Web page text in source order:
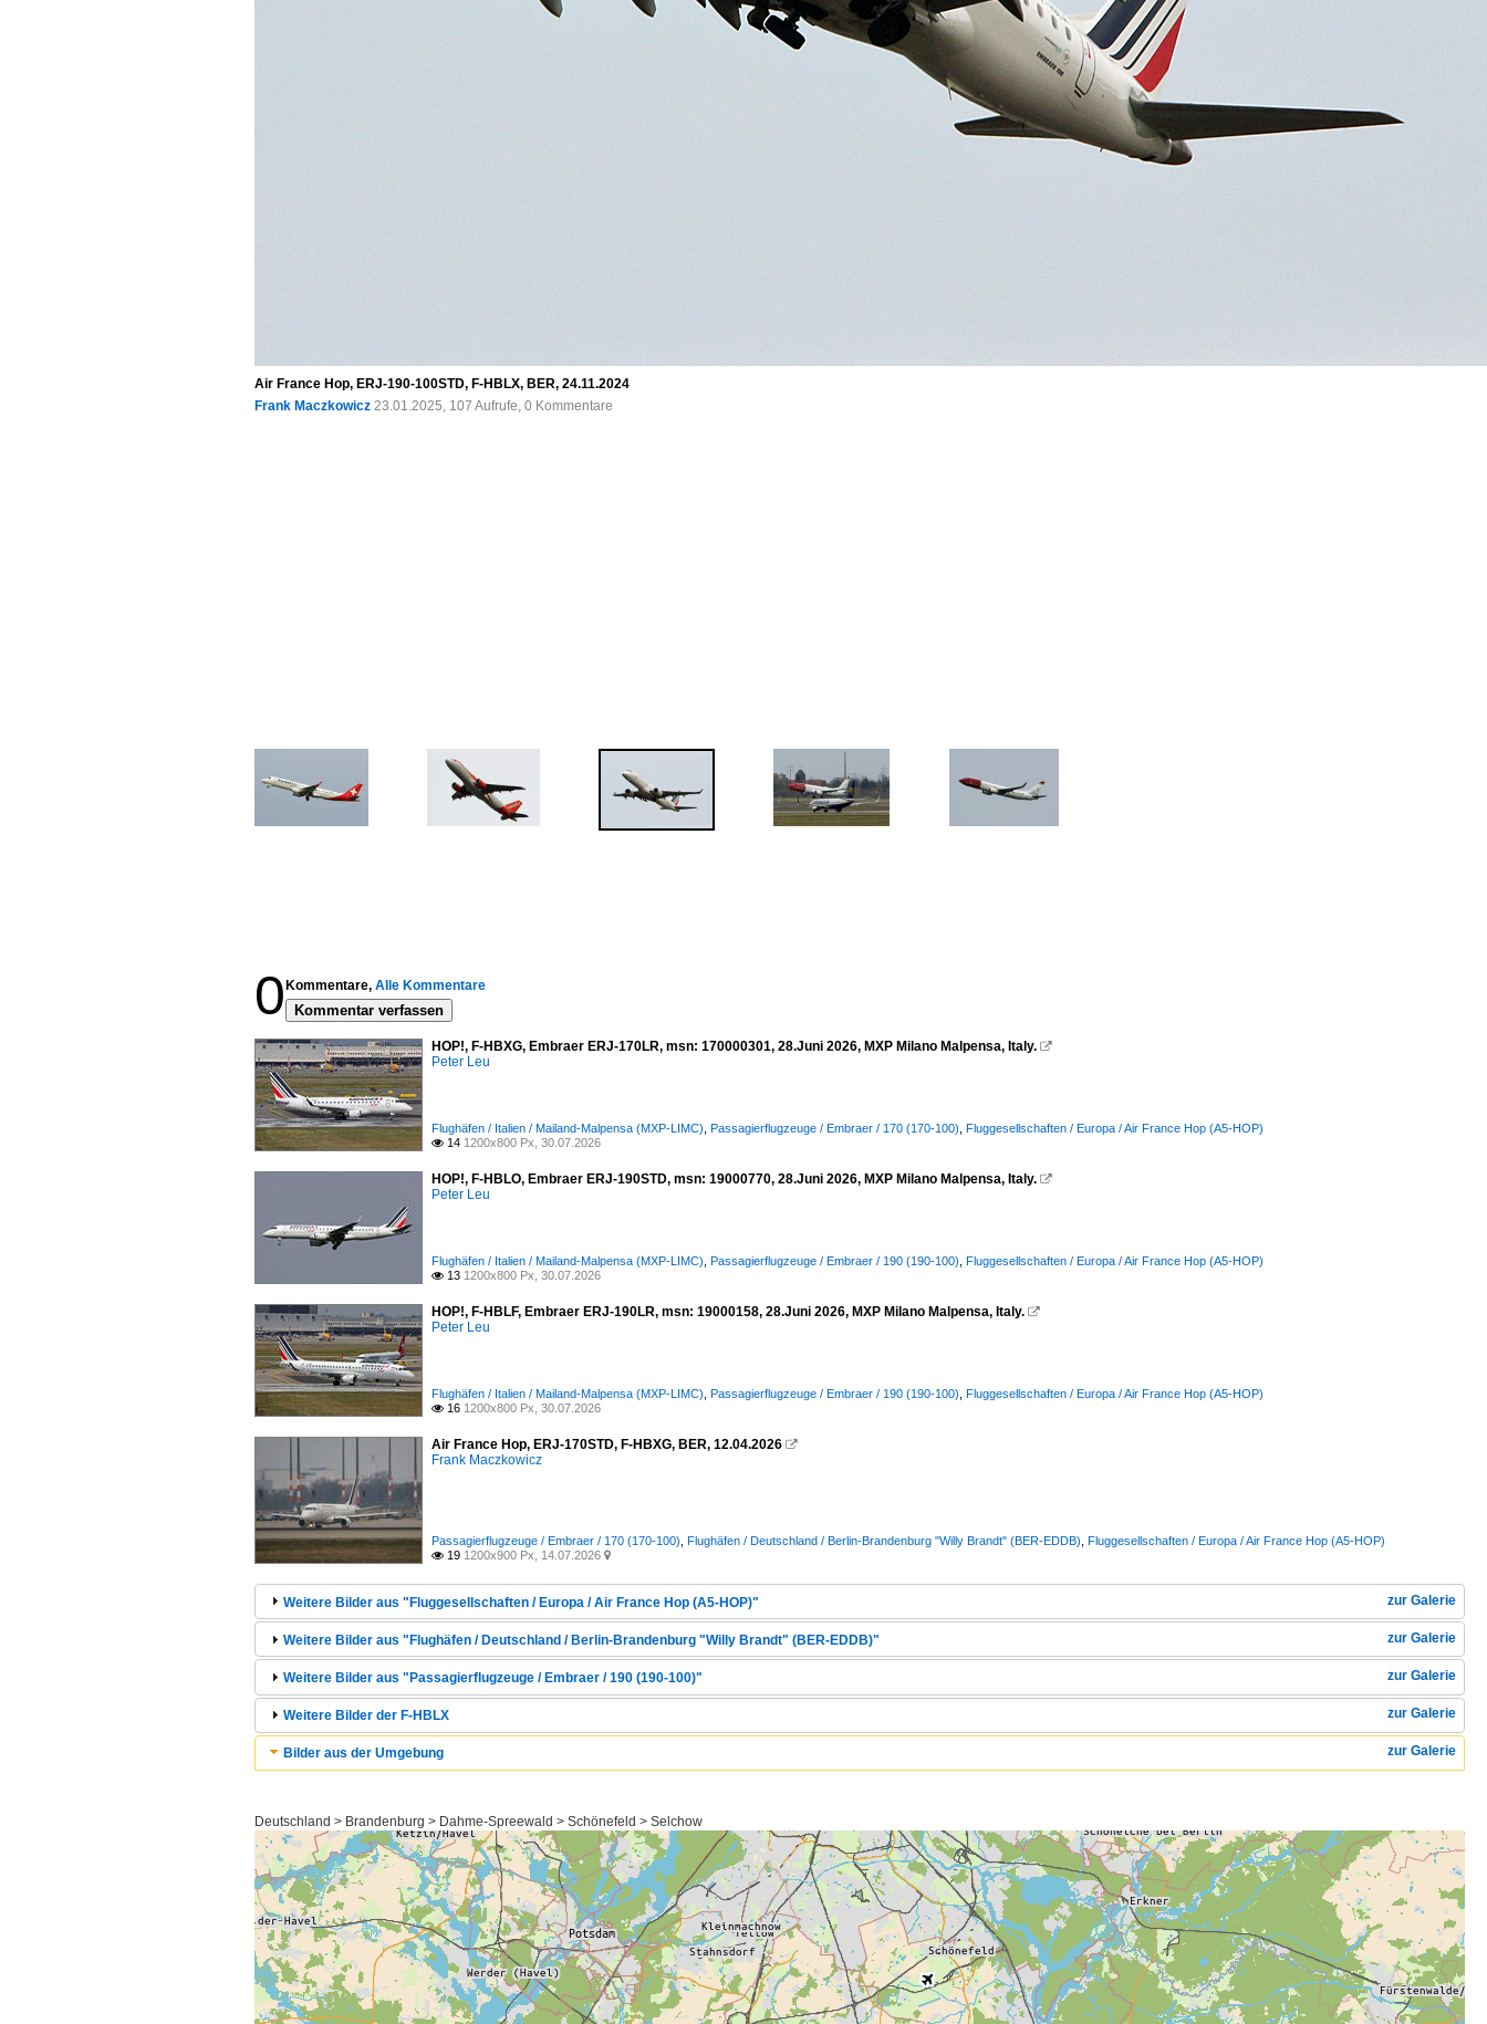
Air France Hop, ERJ-190-100STD, F-HBLX, BER, 24.11.2024
Frank Maczkowicz 23.01.2025, 107 Aufrufe, 0 Kommentare
0 Kommentare, Alle Kommentare
Kommentar verfassen
HOP!, F-HBXG, Embraer ERJ-170LR, msn: 170000301, 28.Juni 2026, MXP Milano Malpensa, Italy. 
Peter Leu
Flughäfen / Italien / Mailand-Malpensa (MXP-LIMC) Passagierflugzeuge / Embraer / 170 (170-100) Fluggesellschaften / Europa / Air France Hop (A5-HOP)
 14 1200x800 Px, 30.07.2026
HOP!, F-HBLO, Embraer ERJ-190STD, msn: 19000770, 28.Juni 2026, MXP Milano Malpensa, Italy. 
Peter Leu
Flughäfen / Italien / Mailand-Malpensa (MXP-LIMC) Passagierflugzeuge / Embraer / 190 (190-100) Fluggesellschaften / Europa / Air France Hop (A5-HOP)
 13 1200x800 Px, 30.07.2026
HOP!, F-HBLF, Embraer ERJ-190LR, msn: 19000158, 28.Juni 2026, MXP Milano Malpensa, Italy. 
Peter Leu
Flughäfen / Italien / Mailand-Malpensa (MXP-LIMC) Passagierflugzeuge / Embraer / 190 (190-100) Fluggesellschaften / Europa / Air France Hop (A5-HOP)
 16 1200x800 Px, 30.07.2026
Air France Hop, ERJ-170STD, F-HBXG, BER, 12.04.2026 
Frank Maczkowicz
Passagierflugzeuge / Embraer / 170 (170-100) Flughäfen / Deutschland / Berlin-Brandenburg "Willy Brandt" (BER-EDDB) Fluggesellschaften / Europa / Air France Hop (A5-HOP)
 19 1200x900 Px, 14.07.2026 
zur Galerie
Weitere Bilder aus "Fluggesellschaften / Europa / Air France Hop (A5-HOP)"
zur Galerie
Weitere Bilder aus "Flughäfen / Deutschland / Berlin-Brandenburg "Willy Brandt" (BER-EDDB)"
zur Galerie
Weitere Bilder aus "Passagierflugzeuge / Embraer / 190 (190-100)"
zur Galerie
Weitere Bilder der F-HBLX
zur Galerie
Bilder aus der Umgebung
Deutschland > Brandenburg > Dahme-Spreewald > Schönefeld > Selchow